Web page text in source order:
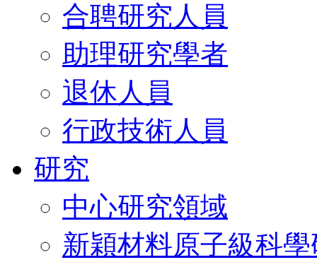
合聘研究人員
助理研究學者
退休人員
行政技術人員
研究
中心研究領域
新穎材料原子級科